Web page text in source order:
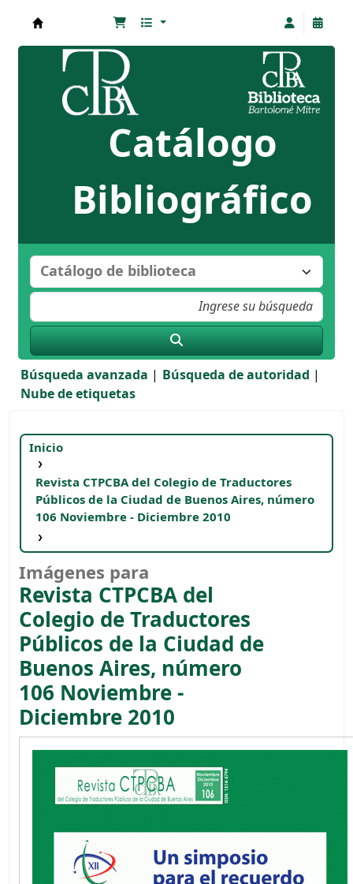
Biblioteca Bartolomé Mitre
Catálogo
Bibliográfico
Búsqueda avanzada
Búsqueda de autoridad
Nube de etiquetas
Inicio
Revista CTPCBA del Colegio de Traductores
Públicos de la Ciudad de Buenos Aires, número
106 Noviembre - Diciembre 2010
Imágenes para
Revista CTPCBA del
Colegio de Traductores
Públicos de la Ciudad de
Buenos Aires, número
106 Noviembre -
Diciembre 2010